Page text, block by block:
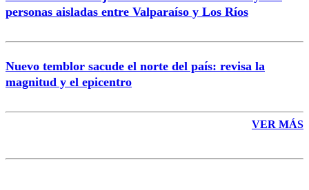
personas aisladas entre Valparaíso y Los Ríos
Nuevo temblor sacude el norte del país: revisa la
magnitud y el epicentro
VER MÁS